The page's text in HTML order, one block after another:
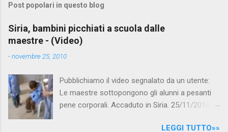
Post popolari in questo blog
Siria, bambini picchiati a scuola dalle
maestre - (Video)
-novembre 25, 2010
Pubblichiamo il video segnalato da un utente:
Le maestre sottopongono gli alunni a pesanti
pene corporali. Accaduto in Siria. 25/11/2010
Canale 5 "Forum" si è interessato al caso,
LEGGI TUTTO»»